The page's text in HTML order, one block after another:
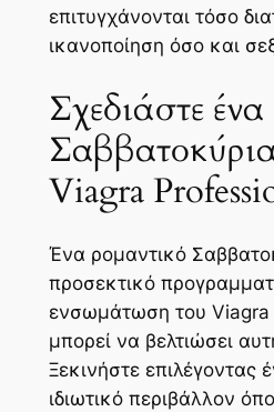
επιτυγχάνονται τόσο
ικανοποίηση όσο και
Σχεδιάστε
Viagra
Ένα ρομαντικό
προσεκτικό
ενσωμάτωση του Viagra
μπορεί να βελτιώσει
Ξεκινήστε επιλέγοντας
ιδιωτικό περιβάλλον